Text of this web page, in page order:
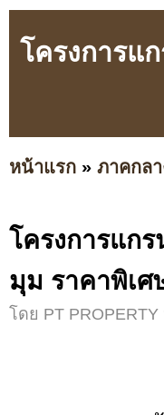
โครงการแ
หน้าแรก » ภาคกลา
โครงการแก
มุม ราคาพิเศ
โดย PT